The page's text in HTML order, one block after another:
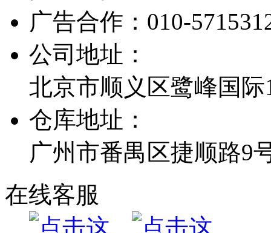
广告合作： 010-
公司地址：
北京市顺义区鹭峰国际
仓库地址：
广州市番禺区捷顺路9
在线客服